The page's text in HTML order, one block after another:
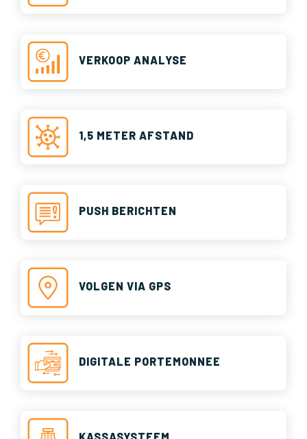
VERKOOP ANALYSE
1,5 METER AFSTAND
PUSH BERICHTEN
VOLGEN VIA GPS
DIGITALE PORTEMONNEE